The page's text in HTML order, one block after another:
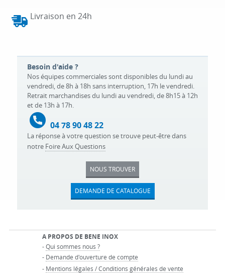
Livraison en 24h
Besoin d'aide ?
Nos équipes commerciales sont disponibles du lundi au
vendredi, de 8h à 18h sans interruption, 17h le vendredi.
Retrait marchandises du lundi au vendredi, de 8h15 à 12h
et de 13h à 17h.
04 78 90 48 22
La réponse à votre question se trouve peut-être dans
notre Foire Aux Questions
NOUS TROUVER
DEMANDE DE CATALOGUE
A PROPOS DE BENE INOX
-Qui sommes nous ?
- Demande d'ouverture de compte
- Mentions légales / Conditions générales de vente